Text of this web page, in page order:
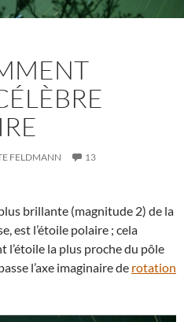
FELDMANN
13
brillante (magnitude 2) de la
est l’étoile polaire ; cela
l’étoile la plus proche du pôle
l’axe imaginaire de rotation